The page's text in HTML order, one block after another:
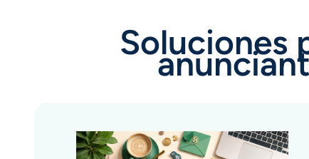
Soluciones